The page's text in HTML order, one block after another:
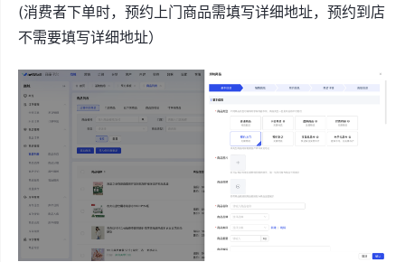
(消费者下单时，预约上门商品需填写详细地址，预约到店
不需要填写详细地址）